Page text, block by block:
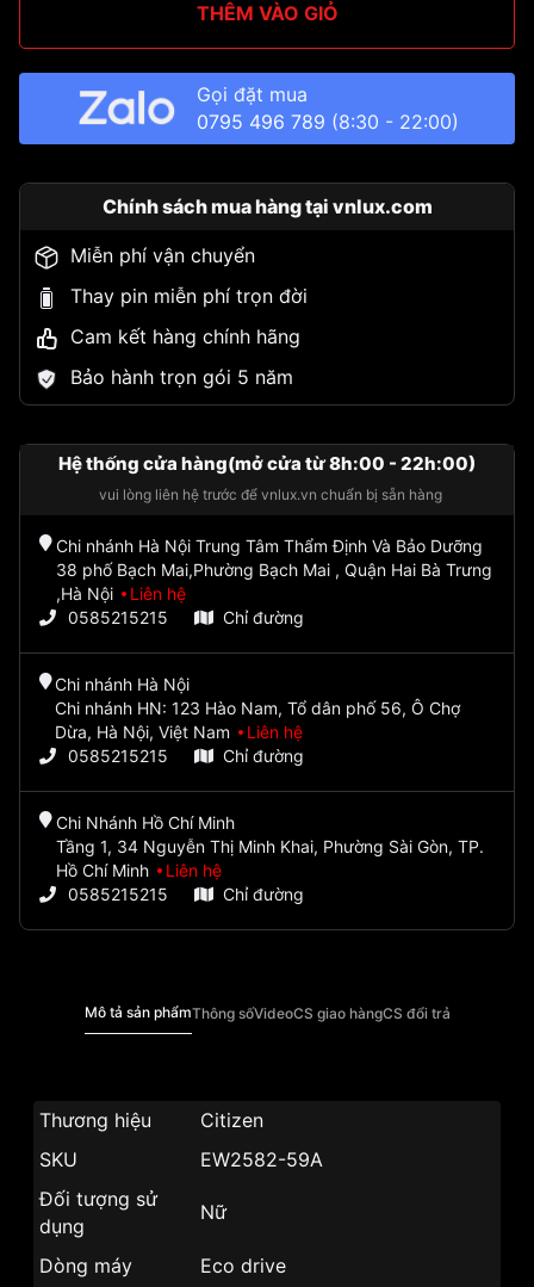
THÊM VÀO GIỎ
Gọi đặt mua
0795 496 789 (8:30 - 22:00)
Chính sách mua hàng tại vnlux.com
Miễn phí vận chuyển
Thay pin miễn phí trọn đời
Cam kết hàng chính hãng
Bảo hành trọn gói 5 năm
Hệ thống cửa hàng(mở cửa từ 8h:00 - 22h:00)
vui lòng liên hệ trước để vnlux.vn chuẩn bị sẵn hàng
Chi nhánh Hà Nội Trung Tâm Thẩm Định Và Bảo Dưỡng
38 phố Bạch Mai,Phường Bạch Mai , Quận Hai Bà Trưng
,Hà Nội
Liên hệ
0585215215
Chỉ đường
Chi nhánh Hà Nội
Chi nhánh HN: 123 Hào Nam, Tổ dân phố 56, Ô Chợ
Dừa, Hà Nội, Việt Nam
Liên hệ
0585215215
Chỉ đường
Chi Nhánh Hồ Chí Minh
Tầng 1, 34 Nguyễn Thị Minh Khai, Phường Sài Gòn, TP.
Hồ Chí Minh
Liên hệ
0585215215
Chỉ đường
Mô tả sản phẩmThông sốVideoCS giao hàngCS đổi trả
Thương hiệu
Citizen
SKU
EW2582-59A
Đối tượng sử
dụng
Nữ
Dòng máy Eco drive